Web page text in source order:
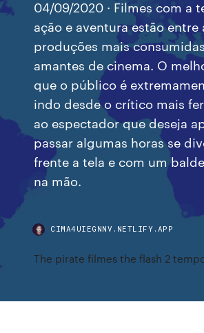
04/09/2020 · Filmes com a
ação e aventura estão entre
produções mais
amantes de cinema. O
que o público é
indo desde o crítico mais
ao espectador que deseja
passar algumas horas se
frente a tela e com um
na mão.
CIMA4UIEGNNV.NETLIFY.APP
The pirate filmes the flash 2